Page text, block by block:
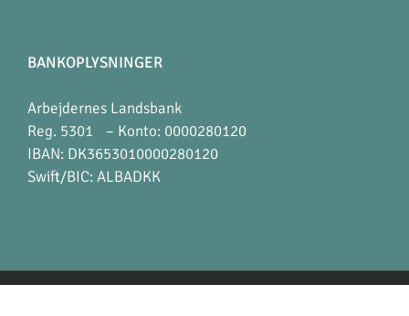
BANKOPLYSNINGER
Arbejdernes Landsbank
Reg. 5301 – Konto: 0000280120
IBAN: DK3653010000280120
Swift/BIC: ALBADKK